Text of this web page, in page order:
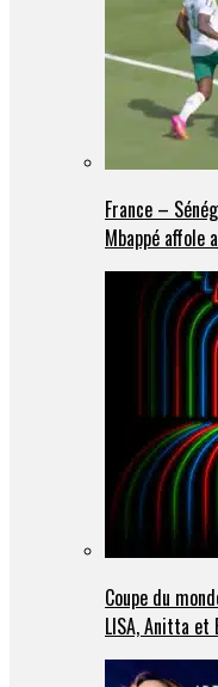
France –
Mbappé affole
Coupe du
LISA, Anitta et